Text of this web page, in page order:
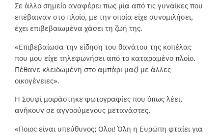
Σε άλλο σημείο αναφέρει πως μία από τις γυναίκες που
επέβαιναν στο πλοίο, με την οποία είχε συνομιλήσει,
έχει επιβεβαιωμένα χάσει τη ζωή της.
«Επιβεβαίωσα την είδηση του θανάτου της κοπέλας
που μου είχε τηλεφωνήσει από το καταραμένο πλοίο.
Πέθανε κλειδωμένη στο αμπάρι μαζί με άλλες
οικογένειες».
Η Σουφί μοιράστηκε φωτογραφίες που όπως λέει,
ανήκουν σε αγνοούμενους μετανάστες.
«Ποιος είναι υπεύθυνος; Ολοι! Όλη η Ευρώπη φταίει για